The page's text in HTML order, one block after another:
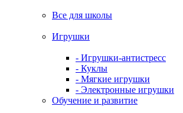
Все для школы
Игрушки
- Игрушки-антистресс
- Куклы
- Мягкие игрушки
- Электронные игрушки
Обучение и развитие